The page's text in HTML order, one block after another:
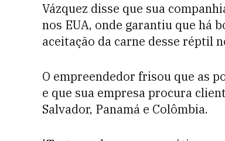
Vázquez disse que sua
nos EUA, onde garantiu que há
aceitação da carne desse réptil
O empreendedor frisou que as
e que sua empresa procura
Salvador, Panamá e Colômbia.